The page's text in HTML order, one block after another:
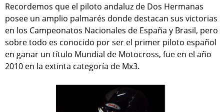
Recordemos que el piloto andaluz de Dos Hermanas
posee un amplio palmarés donde destacan sus victorias
en los Campeonatos Nacionales de España y Brasil, pero
sobre todo es conocido por ser el primer piloto español
en ganar un título Mundial de Motocross, fue en el año
2010 en la extinta categoría de Mx3.